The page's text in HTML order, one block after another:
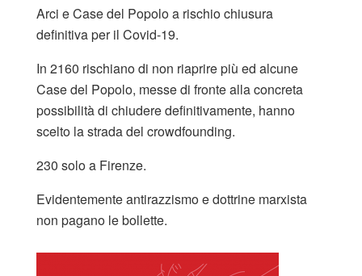
Arci e Case del Popolo a rischio chiusura
definitiva per il Covid-19.
In 2160 rischiano di non riaprire più ed alcune
Case del Popolo, messe di fronte alla concreta
possibilità di chiudere definitivamente, hanno
scelto la strada del crowdfounding.
230 solo a Firenze.
Evidentemente antirazzismo e dottrine marxista
non pagano le bollette.